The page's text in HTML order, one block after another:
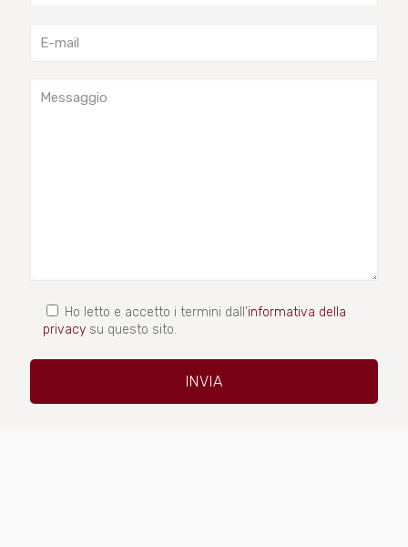
Ho letto e accetto i termini dall'informativa della
privacy su questo sito.